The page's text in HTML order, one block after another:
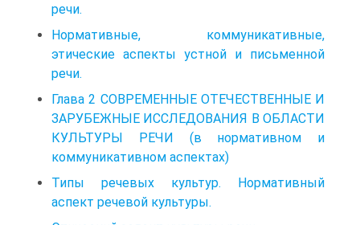
речи.
Нормативные, коммуникативные,
этические аспекты устной и письменной
речи.
Глава 2 СОВРЕМЕННЫЕ ОТЕЧЕСТВЕННЫЕ И
ЗАРУБЕЖНЫЕ ИССЛЕДОВАНИЯ В ОБЛАСТИ
КУЛЬТУРЫ РЕЧИ (в нормативном и
коммуникативном аспектах)
Типы речевых культур. Нормативный
аспект речевой культуры.